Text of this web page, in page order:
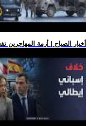
.. أخبار الصباح | أزمة المهاجرين